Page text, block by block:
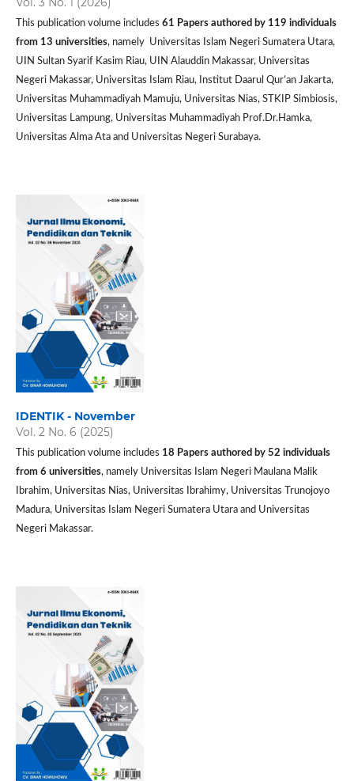
This publication volume includes 61 Papers authored by 119 individuals
from 13 universities, namely Universitas Islam Negeri Sumatera Utara,
UIN Sultan Syarif Kasim Riau, UIN Alauddin Makassar, Universitas
Negeri Makassar, Universitas Islam Riau, Institut Daarul Qur’an Jakarta,
Universitas Muhammadiyah Mamuju, Universitas Nias, STKIP Simbiosis,
Universitas Lampung, Universitas Muhammadiyah Prof.Dr.Hamka,
Universitas Alma Ata and Universitas Negeri Surabaya.
IDENTIK - November
Vol. 2 No. 6 (2025)
This publication volume includes 18 Papers authored by 52 individuals
from 6 universities, namely Universitas Islam Negeri Maulana Malik
Ibrahim, Universitas Nias, Universitas Ibrahimy, Universitas Trunojoyo
Madura, Universitas Islam Negeri Sumatera Utara and Universitas
Negeri Makassar.